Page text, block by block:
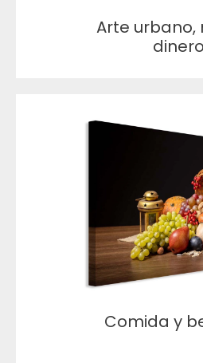
Arte urbano,
dinero
Comida y